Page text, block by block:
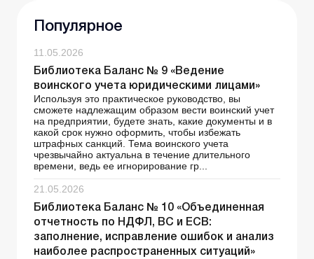
Популярное
11.05.2026
Библиотека Баланс № 9 «Ведение
воинского учета юридическими лицами»
Используя это практическое руководство, вы
сможете надлежащим образом вести воинский учет
на предприятии, будете знать, какие документы и в
какой срок нужно оформить, чтобы избежать
штрафных санкций. Тема воинского учета
чрезвычайно актуальна в течение длительного
времени, ведь ее игнорирование гр...
21.05.2026
Библиотека Баланс № 10 «Объединенная
отчетность по НДФЛ, ВС и ЕСВ:
заполнение, исправление ошибок и анализ
наиболее распространенных ситуаций»